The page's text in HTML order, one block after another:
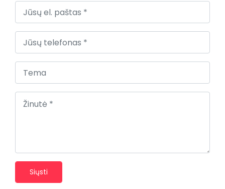
Siųsti